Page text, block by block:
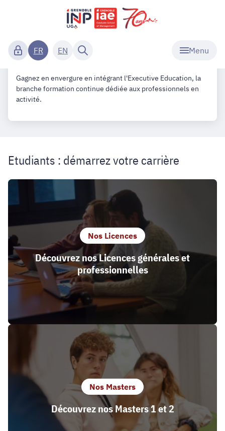
Menu
FR EN
Ecole publique de
management de Grenoble
- Université Grenoble Alpes
Gagnez en envergure en intégrant l'Executive Education, la
branche formation continue dédiée aux professionnels en
activité.
Etudiants : démarrez votre carrière
Nos Licences
Découvrez nos Licences générales et
professionnelles
Nos Masters
Découvrez nos Masters 1 et 2